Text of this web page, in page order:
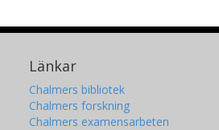
Länkar
Chalmers bibliotek
Chalmers forskning
Chalmers examensarbeten